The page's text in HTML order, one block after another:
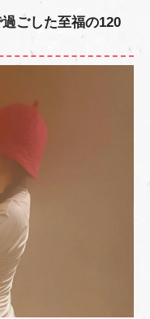
ごした至福の120